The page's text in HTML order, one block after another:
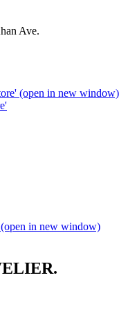
Ave.
(open in new window)
in new window)